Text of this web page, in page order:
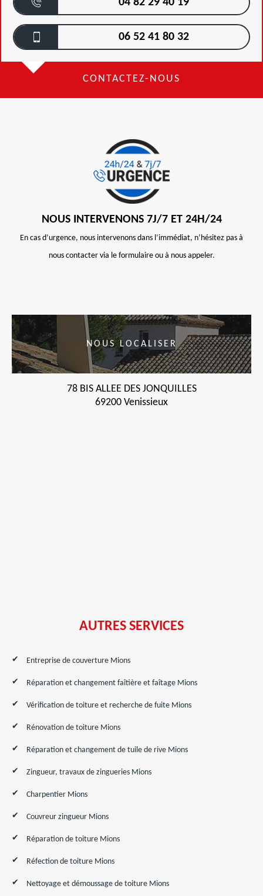
04 82 29 40 19
06 52 41 80 32
CONTACTEZ-NOUS
NOUS INTERVENONS 7J/7 ET 24H/24
En cas d’urgence, nous intervenons dans l’immédiat, n’hésitez pas à
nous contacter via le formulaire ou à nous appeler.
NOUS LOCALISER
78 BIS ALLEE DES JONQUILLES
69200 Venissieux
AUTRES SERVICES
Entreprise de couverture Mions
Réparation et changement faîtière et faîtage Mions
Vérification de toiture et recherche de fuite Mions
Rénovation de toiture Mions
Réparation et changement de tuile de rive Mions
Zingueur, travaux de zingueries Mions
Charpentier Mions
Couvreur zingueur Mions
Réparation de toiture Mions
Réfection de toiture Mions
Nettoyage et démoussage de toiture Mions